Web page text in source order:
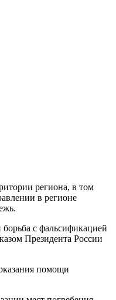
региона, в том
в регионе
с фальсификацией
Президента России
помощи